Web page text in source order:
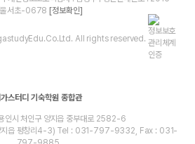
울서초-0678[정보확인]
All rights reserved.
스터디 기숙학원 종합관
인시 처인구 양지읍 중부대로 2582-6
양지읍 평창리4-3) Tel : 031-797-9332, Fax : 031-